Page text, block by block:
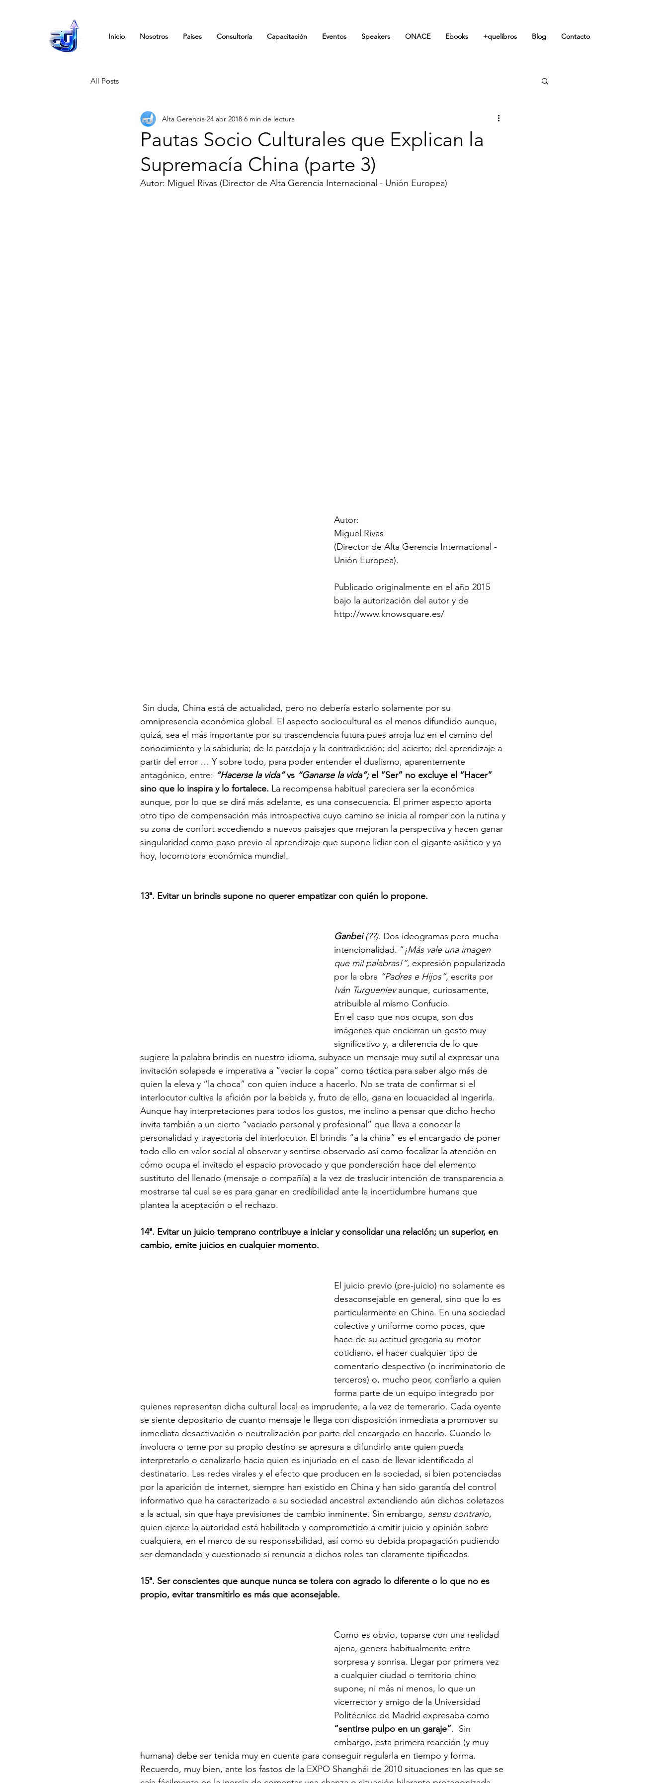
Inicio Nosotros Países Consultoría Capacitación Eventos Speakers ONACE Ebooks +quelibros Blog Contacto
All Posts
Pautas Socio Culturales que Explican la
Supremacía China (parte 3)
Alta Gerencia 24 abr 2018 6 min de lectura
Autor: Miguel Rivas (Director de Alta Gerencia Internacional - Unión Europea)
Autor:
Miguel Rivas
(Director de Alta Gerencia Internacional -
Unión Europea).
Publicado originalmente en el año 2015
bajo la autorización del autor y de
http://www.knowsquare.es/
omnipresencia económica global. El aspecto sociocultural es el menos difundido aunque,
quizá, sea el más importante por su trascendencia futura pues arroja luz en el camino del
conocimiento y la sabiduría; de la paradoja y la contradicción; del acierto; del aprendizaje a
partir del error … Y sobre todo, para poder entender el dualismo, aparentemente
antagónico, entre: “Hacerse la vida” vs “Ganarse la vida”; el “Ser” no excluye el “Hacer”
sino que lo inspira y lo fortalece. La recompensa habitual pareciera ser la económica
aunque, por lo que se dirá más adelante, es una consecuencia. El primer aspecto aporta
otro tipo de compensación más introspectiva cuyo camino se inicia al romper con la rutina y
su zona de confort accediendo a nuevos paisajes que mejoran la perspectiva y hacen ganar
singularidad como paso previo al aprendizaje que supone lidiar con el gigante asiático y ya
hoy, locomotora económica mundial.
13ª. Evitar un brindis supone no querer empatizar con quién lo propone.
Ganbei (??). Dos ideogramas pero mucha
intencionalidad. “¡Más vale una imagen
que mil palabras!”, expresión popularizada
por la obra “Padres e Hijos”, escrita por
Iván Turgueniev aunque, curiosamente,
atribuible al mismo Confucio.
En el caso que nos ocupa, son dos
imágenes que encierran un gesto muy
significativo y, a diferencia de lo que
sugiere la palabra brindis en nuestro idioma, subyace un mensaje muy sutil al expresar una
invitación solapada e imperativa a “vaciar la copa” como táctica para saber algo más de
quien la eleva y “la choca” con quien induce a hacerlo. No se trata de confirmar si el
interlocutor cultiva la afición por la bebida y, fruto de ello, gana en locuacidad al ingerirla.
Aunque hay interpretaciones para todos los gustos, me inclino a pensar que dicho hecho
invita también a un cierto “vaciado personal y profesional” que lleva a conocer la
personalidad y trayectoria del interlocutor. El brindis “a la china” es el encargado de poner
todo ello en valor social al observar y sentirse observado así como focalizar la atención en
cómo ocupa el invitado el espacio provocado y que ponderación hace del elemento
sustituto del llenado (mensaje o compañía) a la vez de traslucir intención de transparencia a
mostrarse tal cual se es para ganar en credibilidad ante la incertidumbre humana que
plantea la aceptación o el rechazo.
14ª. Evitar un juicio temprano contribuye a iniciar y consolidar una relación; un superior, en
cambio, emite juicios en cualquier momento.
El juicio previo (pre-juicio) no solamente es
desaconsejable en general, sino que lo es
particularmente en China. En una sociedad
colectiva y uniforme como pocas, que
hace de su actitud gregaria su motor
cotidiano, el hacer cualquier tipo de
comentario despectivo (o incriminatorio de
terceros) o, mucho peor, confiarlo a quien
forma parte de un equipo integrado por
quienes representan dicha cultural local es imprudente, a la vez de temerario. Cada oyente
se siente depositario de cuanto mensaje le llega con disposición inmediata a promover su
inmediata desactivación o neutralización por parte del encargado en hacerlo. Cuando lo
involucra o teme por su propio destino se apresura a difundirlo ante quien pueda
interpretarlo o canalizarlo hacia quien es injuriado en el caso de llevar identificado al
destinatario. Las redes virales y el efecto que producen en la sociedad, si bien potenciadas
por la aparición de internet, siempre han existido en China y han sido garantía del control
informativo que ha caracterizado a su sociedad ancestral extendiendo aún dichos coletazos
a la actual, sin que haya previsiones de cambio inminente. Sin embargo, sensu contrario,
quien ejerce la autoridad está habilitado y comprometido a emitir juicio y opinión sobre
cualquiera, en el marco de su responsabilidad, así como su debida propagación pudiendo
ser demandado y cuestionado si renuncia a dichos roles tan claramente tipificados.
15ª. Ser conscientes que aunque nunca se tolera con agrado lo diferente o lo que no es
propio, evitar transmitirlo es más que aconsejable.
Como es obvio, toparse con una realidad
ajena, genera habitualmente entre
sorpresa y sonrisa. Llegar por primera vez
a cualquier ciudad o territorio chino
supone, ni más ni menos, lo que un
vicerrector y amigo de la Universidad
Politécnica de Madrid expresaba como
“sentirse pulpo en un garaje”.  Sin
embargo, esta primera reacción (y muy
humana) debe ser tenida muy en cuenta para conseguir regularla en tiempo y forma.
Recuerdo, muy bien, ante los fastos de la EXPO Shanghái de 2010 situaciones en las que se